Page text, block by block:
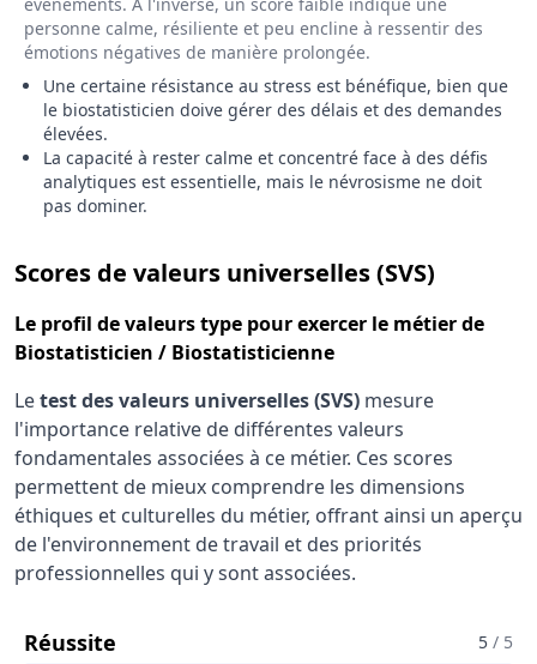
personne calme, résiliente et peu encline à ressentir des
émotions négatives de manière prolongée.
Une certaine résistance au stress est bénéfique, bien que
le biostatisticien doive gérer des délais et des demandes
élevées.
La capacité à rester calme et concentré face à des défis
analytiques est essentielle, mais le névrosisme ne doit
pas dominer.
Scores de valeurs universelles (SVS)
Le profil de valeurs type pour exercer le métier de
Biostatisticien / Biostatisticienne
Letest des valeurs universelles (SVS) mesure
l'importance relative de différentes valeurs
fondamentales associées à ce métier. Ces scores
permettent de mieux comprendre les dimensions
éthiques et culturelles du métier, offrant ainsi un aperçu
de l'environnement de travail et des priorités
professionnelles qui y sont associées.
Réussite Pour Le Métier De Biostatisticien /
5 / 5